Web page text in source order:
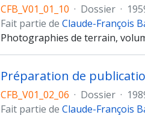
CFB_V01_01_10 · Dossier ·
Fait partie de Claude-François
Photographies de terrain,
Préparation de
CFB_V01_02_06 · Dossier ·
Fait partie de Claude-François